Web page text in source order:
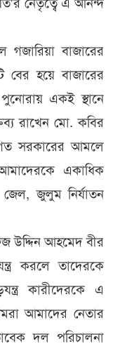
বাজারের
বের হয়ে বাজারের
একই স্থানে
রাখেন মো. কবির
সরকারের আমলে
একাধিক
জেল, জুলুম নির্যাতন
উদ্দিন আহমেদ বীর
করলে তাদেরকে
কারীদেরকে এ
আমাদের নেতার
দল পরিচালনা